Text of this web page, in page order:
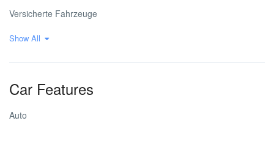
Versicherte Fahrzeuge
Show All
Car Features
Auto